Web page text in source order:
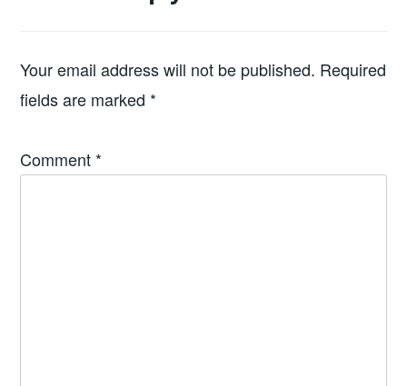
Your email address will not be published. Required
fields are marked *
Comment *